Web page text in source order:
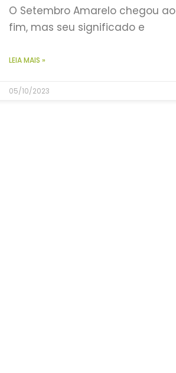
O Setembro Amarelo chegou ao
fim, mas seu significado e
LEIA MAIS »
05/10/2023